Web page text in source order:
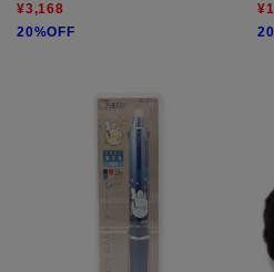
¥3,168
20%OFF